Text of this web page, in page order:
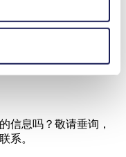
信息吗？敬请垂询，
系。